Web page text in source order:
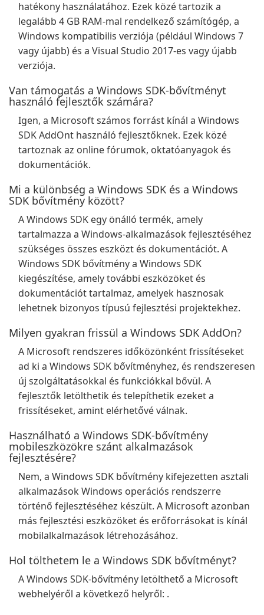
hatékony használatához. Ezek közé tartozik a
legalább 4 GB RAM-mal rendelkező számítógép, a
Windows kompatibilis verziója (például Windows 7
vagy újabb) és a Visual Studio 2017-es vagy újabb
verziója.
Van támogatás a Windows SDK-bővítményt
használó fejlesztők számára?
Igen, a Microsoft számos forrást kínál a Windows
SDK AddOnt használó fejlesztőknek. Ezek közé
tartoznak az online fórumok, oktatóanyagok és
dokumentációk.
Mi a különbség a Windows SDK és a Windows
SDK bővítmény között?
A Windows SDK egy önálló termék, amely
tartalmazza a Windows-alkalmazások fejlesztéséhez
szükséges összes eszközt és dokumentációt. A
Windows SDK bővítmény a Windows SDK
kiegészítése, amely további eszközöket és
dokumentációt tartalmaz, amelyek hasznosak
lehetnek bizonyos típusú fejlesztési projektekhez.
Milyen gyakran frissül a Windows SDK AddOn?
A Microsoft rendszeres időközönként frissítéseket
ad ki a Windows SDK bővítményhez, és rendszeresen
új szolgáltatásokkal és funkciókkal bővül. A
fejlesztők letölthetik és telepíthetik ezeket a
frissítéseket, amint elérhetővé válnak.
Használható a Windows SDK-bővítmény
mobileszközökre szánt alkalmazások
fejlesztésére?
Nem, a Windows SDK bővítmény kifejezetten asztali
alkalmazások Windows operációs rendszerre
történő fejlesztéséhez készült. A Microsoft azonban
más fejlesztési eszközöket és erőforrásokat is kínál
mobilalkalmazások létrehozásához.
Hol tölthetem le a Windows SDK bővítményt?
A Windows SDK-bővítmény letölthető a Microsoft
webhelyéről a következő helyről: .